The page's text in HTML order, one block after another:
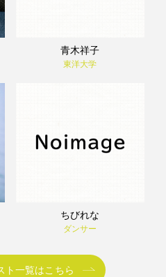
青木祥子
東洋大学
ちびれな
ダンサー
ト一覧はこちら